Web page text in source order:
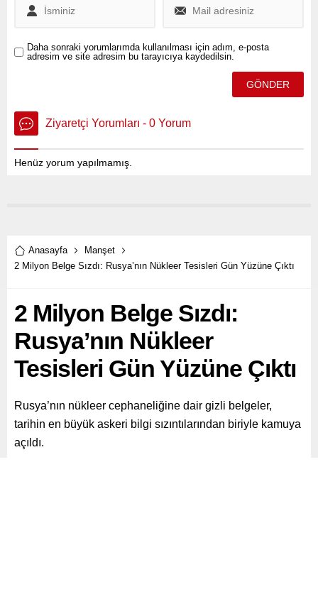
Daha sonraki yorumlarımda kullanılması için adım, e-posta
adresim ve site adresim bu tarayıcıya kaydedilsin.
Ziyaretçi Yorumları - 0 Yorum
Henüz yorum yapılmamış.
Anasayfa
Manşet
2 Milyon Belge Sızdı: Rusya’nın Nükleer Tesisleri Gün Yüzüne Çıktı
2 Milyon Belge Sızdı:
Rusya’nın Nükleer
Tesisleri Gün Yüzüne Çıktı
Rusya’nın nükleer cephaneliğine dair gizli belgeler,
tarihin en büyük askeri bilgi sızıntılarından biriyle kamuya
açıldı.